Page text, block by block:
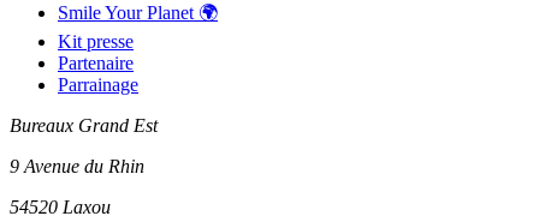
Smile Your Planet 🌍
Kit presse
Partenaire
Parrainage
Bureaux Grand Est
9 Avenue du Rhin
54520 Laxou